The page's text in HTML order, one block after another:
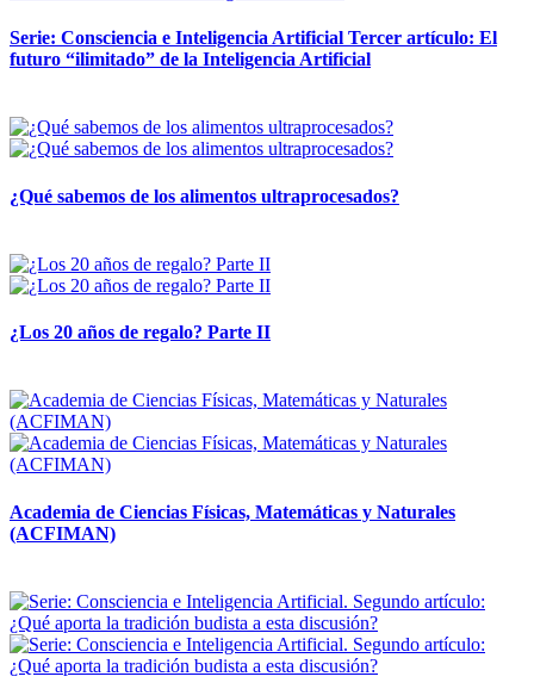
Serie: Consciencia e Inteligencia Artificial Tercer artículo: El
futuro “ilimitado” de la Inteligencia Artificial
¿Qué sabemos de los alimentos ultraprocesados?
¿Los 20 años de regalo? Parte II
Academia de Ciencias Físicas, Matemáticas y Naturales
(ACFIMAN)